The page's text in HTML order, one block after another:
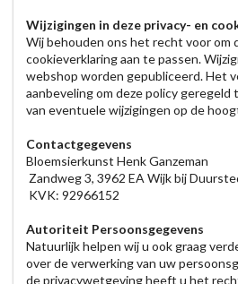
Wijzigingen in deze privacy- en
Wij behouden ons het recht voor om
cookieverklaring aan te passen.
webshop worden gepubliceerd. Het
aanbeveling om deze policy geregeld
van eventuele wijzigingen op de
Contactgegevens
Bloemsierkunst Henk Ganzeman
Zandweg 3, 3962 EA Wijk bij
KVK: 92966152
Autoriteit Persoonsgegevens
Natuurlijk helpen wij u ook graag
over de verwerking van uw
de privacywetgeving heeft u het